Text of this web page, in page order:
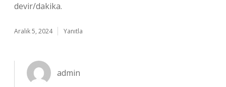
devir/dakika.
Aralık 5, 2024 Yanıtla
admin